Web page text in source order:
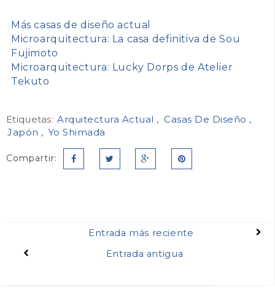
Más casas de diseño actual
Microarquitectura: La casa definitiva de Sou
Fujimoto
Microarquitectura: Lucky Dorps de Atelier
Tekuto
Etiquetas: Arquitectura Actual
Casas De Diseño
Japón
Yo Shimada
Compartir:
Entrada más reciente
Entrada antigua